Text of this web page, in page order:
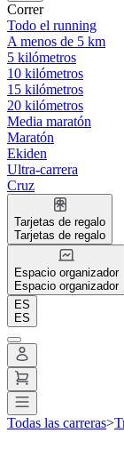
Correr
Todo el running
A menos de 5 km
5 kilómetros
10 kilómetros
15 kilómetros
20 kilómetros
Media maratón
Maratón
Ekiden
Ultra-carrera
Cruz
Tarjetas de regalo
Tarjetas de regalo
Espacio organizador
Espacio organizador
ES
ES
Todas las carreras>